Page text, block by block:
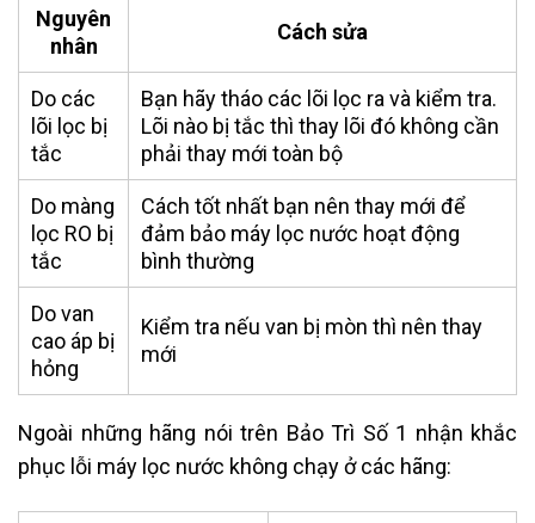
Nguyên
nhân
Cách sửa
Do các
lõi lọc bị
tắc
Bạn hãy tháo các lõi lọc ra và kiểm tra.
Lõi nào bị tắc thì thay lõi đó không cần
phải thay mới toàn bộ
Do màng
lọc RO bị
tắc
Cách tốt nhất bạn nên thay mới để
đảm bảo máy lọc nước hoạt động
bình thường
Do van
cao áp bị
hỏng
Kiểm tra nếu van bị mòn thì nên thay
mới
Ngoài những hãng nói trên Bảo Trì Số 1 nhận khắc
phục lỗi máy lọc nước không chạy ở các hãng: